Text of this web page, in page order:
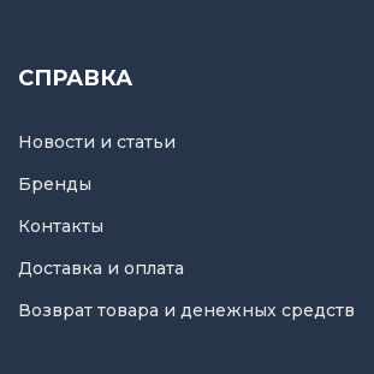
СПРАВКА
Новости и статьи
Бренды
Контакты
Доставка и оплата
Возврат товара и денежных средств